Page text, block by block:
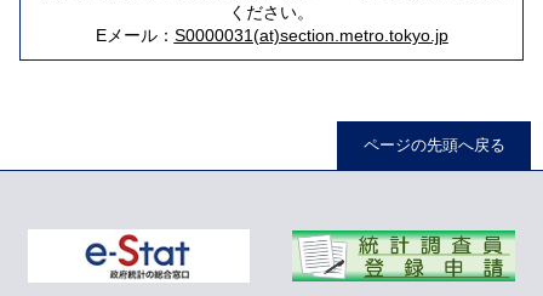
ください。
Eメール： S0000031(at)section.metro.tokyo.jp
ページの先頭へ戻る